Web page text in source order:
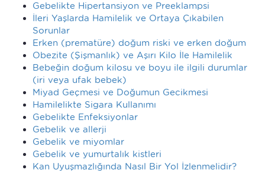
Gebelikte Hipertansiyon ve Preeklampsi
İleri Yaşlarda Hamilelik ve Ortaya Çıkabilen
Sorunlar
Erken (prematüre) doğum riski ve erken doğum
Obezite (Şişmanlık) ve Aşırı Kilo İle Hamilelik
Bebeğin doğum kilosu ve boyu ile ilgili durumlar
(iri veya ufak bebek)
Miyad Geçmesi ve Doğumun Gecikmesi
Hamilelikte Sigara Kullanımı
Gebelikte Enfeksiyonlar
Gebelik ve allerji
Gebelik ve miyomlar
Gebelik ve yumurtalık kistleri
Kan Uyuşmazlığında Nasıl Bir Yol İzlenmelidir?